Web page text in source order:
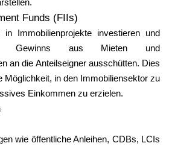
Funds (FIIs)
Immobilienprojekte investieren und
Gewinns aus Mieten und
an die Anteilseigner ausschütten. Dies
Möglichkeit, in den Immobiliensektor zu
Einkommen zu erzielen.
wie öffentliche Anleihen, CDBs, LCIs